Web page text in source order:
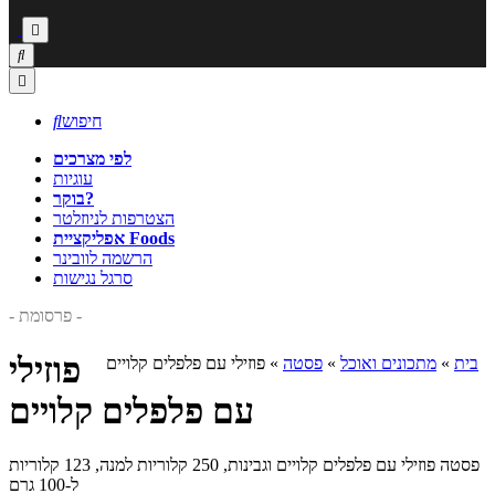



חיפוש
לפי מצרכים
עוגיות
בוקר?
הצטרפות לניוזלטר
אפליקציית Foods
הרשמה לוובינר
סרגל נגישות
- פרסומת -
בית » מתכונים ואוכל » פסטה » פוזילי עם פלפלים קלויים
פוזילי
עם פלפלים קלויים
פסטה פוזילי עם פלפלים קלויים וגבינות, 250 קלוריות למנה, 123 קלוריות
ל-100 גרם